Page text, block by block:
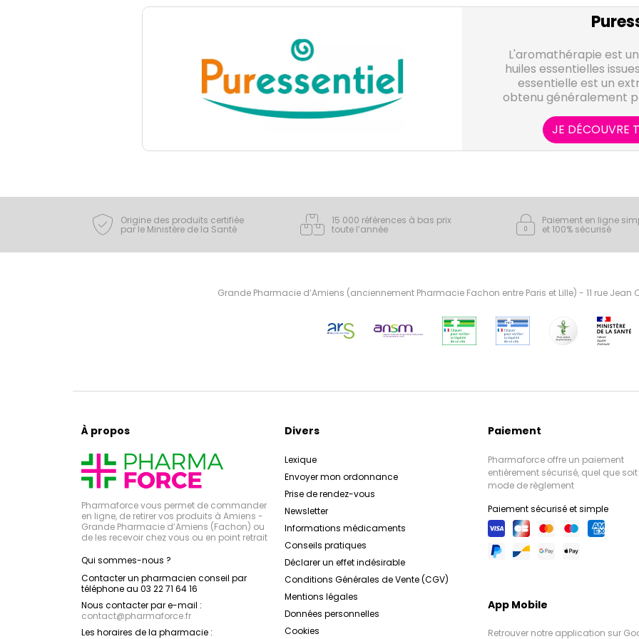
L'aromathérapie est
huiles essentielles
essentielle est un
obtenu généralement
volatiles. Elle
plante, sous forme de
grande variété de
soit sous forme
indispensables à votre
quotidien
JE DÉCOUVRE
Origine des produits certifiée
par le Ministère de la Santé
15 000 références à bas prix
toute l’année
Paiement en ligne
et 100% sécurisé
Grande Pharmacie d’Amiens (anciennement Pharmacie Fachon entre Paris et Lille) - 11 rue
À propos
Pharmaforce vous permet de commander
en ligne, de retirer vos produits à Amiens -
Grande Pharmacie d’Amiens (Fachon) ou
de les recevoir chez vous ou en point retrait
Qui sommes-nous ?
Contacter un pharmacien conseil par
téléphone au 03 22 71 64 16
Nous contacter par e-mail :
contact@pharmaforce.fr
Les horaires de la pharmacie :
Divers
Lexique
Envoyer mon ordonnance
Prise de rendez-vous
Newsletter
Informations médicaments
Conseils pratiques
Déclarer un effet indésirable
Conditions Générales de Vente (CGV)
Mentions légales
Données personnelles
Cookies
Paiement
Pharmaforce offre un paiement
entièrement sécurisé, quel que soit
mode de règlement
Paiement sécurisé et simple
App Mobile
Retrouver notre application sur